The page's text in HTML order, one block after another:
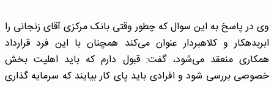
وی در پاسخ به این سوال که چطور وقتی بانک مرکزی آقای زنجانی را
ابربدهکار و کلاهبردار عنوان می‌کند همچنان با این فرد قرارداد
همکاری منعقد می‌شود، گفت: قبول دارم که باید اهلیت بخش
خصوصی بررسی شود و افرادی باید پای کار بیایند که سرمایه گذاری